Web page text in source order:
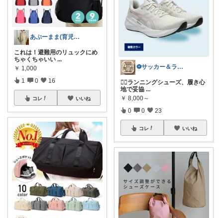
あぷーまま(育児グッズ×ママグッズ)
これは！避難用のリュックにめ
ちゃくちゃいい ...
￥ 1,000
1 0 16
コレ いいね
⚽サッカー＆ランニング🏃FELICE
🏃‍♀️ランニングシューズ、履き心
地で妥協 ...
￥ 8,000～
0 0 23
コレ いいね